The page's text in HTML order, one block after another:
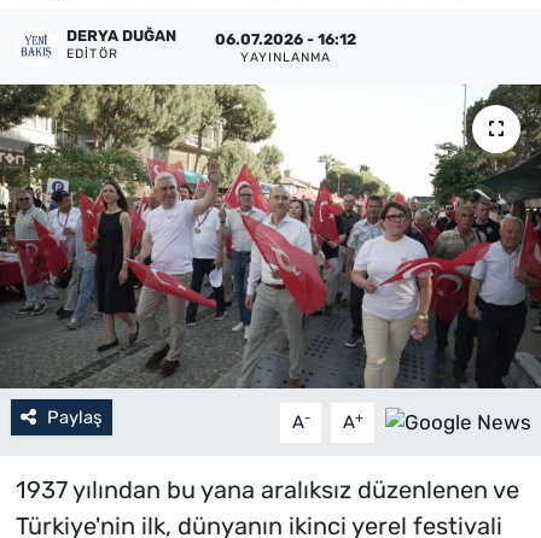
DERYA DUĞAN
EDITÖR
06.07.2026 - 16:12
YAYINLANMA
Paylaş A- A+
1937 yılından bu yana aralıksız düzenlenen ve
Türkiye'nin ilk, dünyanın ikinci yerel festivali